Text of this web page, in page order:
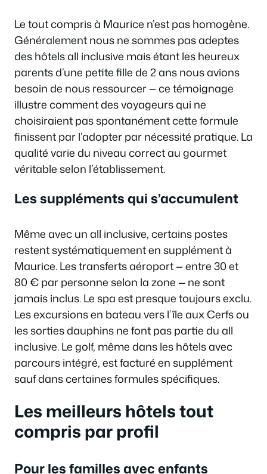
Le tout compris à Maurice n’est pas homogène.
Généralement nous ne sommes pas adeptes
des hôtels all inclusive mais étant les heureux
parents d’une petite fille de 2 ans nous avions
besoin de nous ressourcer — ce témoignage
illustre comment des voyageurs qui ne
choisiraient pas spontanément cette formule
finissent par l’adopter par nécessité pratique. La
qualité varie du niveau correct au gourmet
véritable selon l’établissement.
Les suppléments qui s’accumulent
Même avec un all inclusive, certains postes
restent systématiquement en supplément à
Maurice. Les transferts aéroport — entre 30 et
80 € par personne selon la zone — ne sont
jamais inclus. Le spa est presque toujours exclu.
Les excursions en bateau vers l’île aux Cerfs ou
les sorties dauphins ne font pas partie du all
inclusive. Le golf, même dans les hôtels avec
parcours intégré, est facturé en supplément
sauf dans certaines formules spécifiques.
Les meilleurs hôtels tout
compris par profil
Pour les familles avec enfants